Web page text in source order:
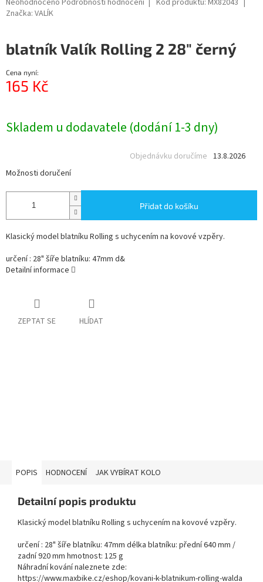
hodnocení
0,0
z
5
hvězdiček.
Neohodnoceno Podrobnosti hodnocení Kód produktu: MX82043
Značka: VALÍK
blatník Valík Rolling 2 28" černý
Cena nyní:
165 Kč
Skladem u dodavatele (dodání 1-3 dny)
13.8.2026
Objednávku doručíme
Možnosti doručení
Přidat do košíku
Klasický model blatníku Rolling s uchycením na kovové vzpěry.
určení : 28" šíře blatníku: 47mm d&
Detailní informace
ZEPTAT SE HLÍDAT
POPIS HODNOCENÍ JAK VYBÍRAT KOLO
Detailní popis produktu
Klasický model blatníku Rolling s uchycením na kovové vzpěry.
určení : 28" šíře blatníku: 47mm délka blatníku: přední 640 mm /
zadní 920 mm hmotnost: 125 g
Náhradní kování naleznete zde:
https://www.maxbike.cz/eshop/kovani-k-blatnikum-rolling-walda